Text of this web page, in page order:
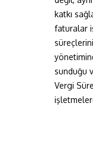
katkı
faturalar
sunduğu
Vergi